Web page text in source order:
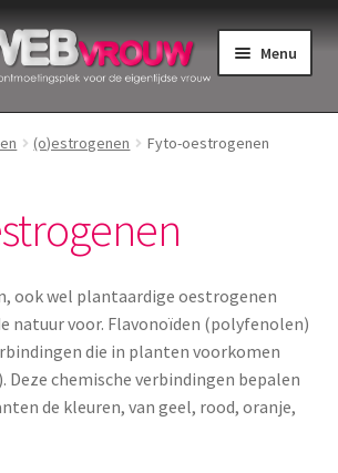
Menu
(o)estrogenen Fyto-oestrogenen
ook wel plantaardige oestrogenen
natuur voor. Flavonoïden (polyfenolen)
die in planten voorkomen
chemische verbindingen bepalen
de kleuren, van geel, rood, oranje,